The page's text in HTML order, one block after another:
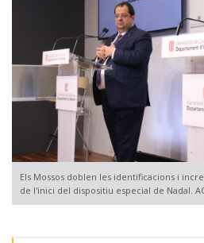
Els Mossos doblen les identificacions i
de l'inici del dispositiu especial de Nadal.